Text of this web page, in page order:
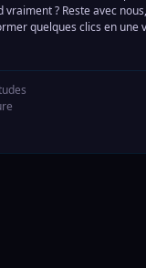
vraiment ? Reste avec
quelques clics en une